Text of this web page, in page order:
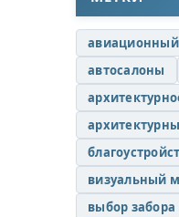
автосалоны
визуальный
выбор забора